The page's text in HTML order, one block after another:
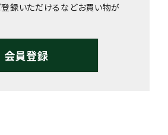
録いただけるなどお買い物が
会員登録